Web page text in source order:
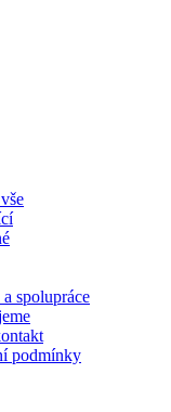
spolupráce
podmínky